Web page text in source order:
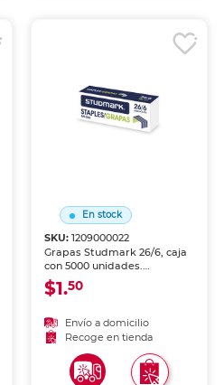
En stock
SKU: 1209000022
Grapas Studmark 26/6, caja
con 5000 unidades.
Fabricadas en alambre de
acero niquelado para un
atascos. Compatibles con la
mayoría de engrapadoras
estándar 26/6. Ideales para
oficina y uso escolar.
$1.50
Envío a domicilio
Recoge en tienda